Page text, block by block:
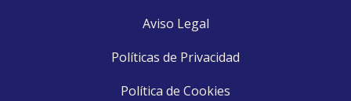
Aviso Legal
Políticas de Privacidad
Política de Cookies